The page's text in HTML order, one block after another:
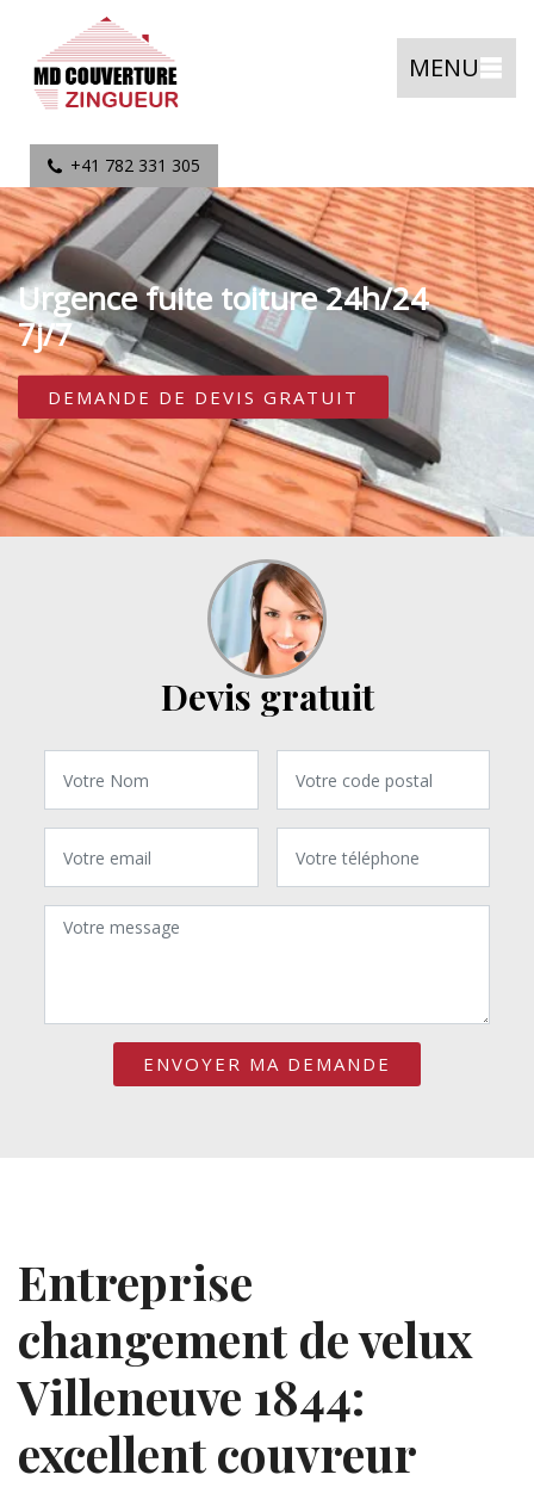
MENU
+41 782 331 305
Urgence fuite toiture 24h/24
7j/7
DEMANDE DE DEVIS GRATUIT
Devis gratuit
Entreprise
changement de velux
Villeneuve 1844:
excellent couvreur